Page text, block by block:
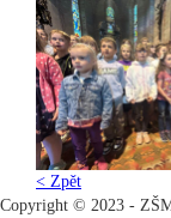
< Zpět
Copyright © 2023 -